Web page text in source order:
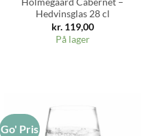
Holmegaard Cabernet –
Hedvinsglas 28 cl
kr.119,00
På lager
Go' Pris